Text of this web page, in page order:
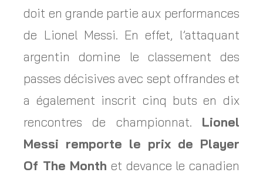
doit en grande partie aux performances
de Lionel Messi. En effet, l’attaquant
argentin domine le classement des
passes décisives avec sept offrandes et
a également inscrit cinq buts en dix
rencontres de championnat. Lionel
Messi remporte le prix de Player
Of The Month et devance le canadien